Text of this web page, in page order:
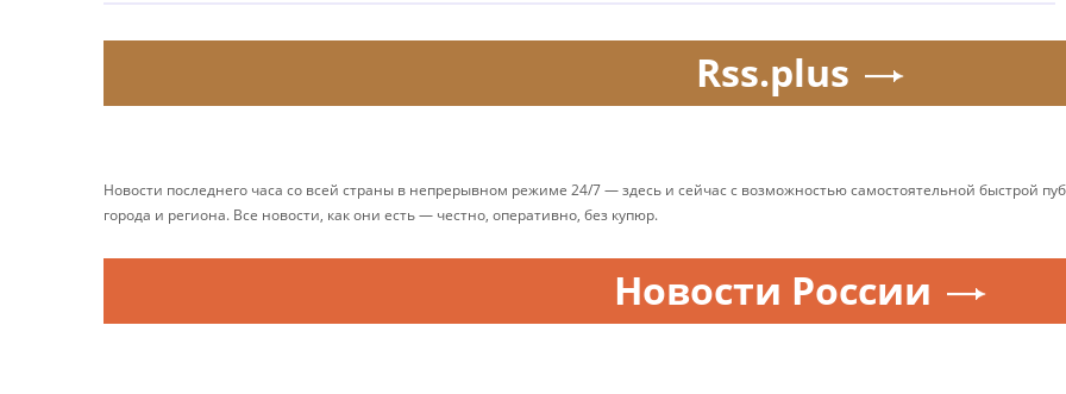
Rss.plus
Новости последнего часа со всей страны в непрерывном режиме 24/7 — здесь и сейчас с возможностью самостоятельной быстрой
города и региона. Все новости, как они есть — честно, оперативно, без купюр.
Новости России